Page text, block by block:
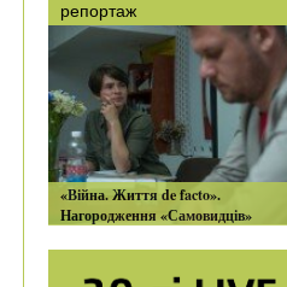
репортаж
«Війна. Життя de facto».
Нагородження «Самовидців»